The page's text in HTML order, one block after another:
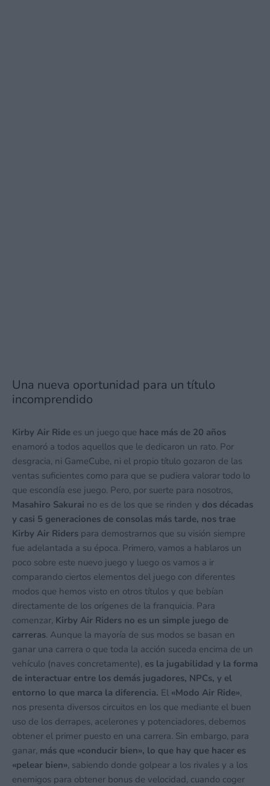
Una nueva oportunidad para un título
incomprendido
Kirby Air Ride es un juego que hace más de 20 años
enamoró a todos aquellos que le dedicaron un rato. Por
desgracia, ni GameCube, ni el propio título gozaron de las
ventas suficientes como para que se pudiera valorar todo lo
que escondía ese juego. Pero, por suerte para nosotros,
Masahiro Sakurai no es de los que se rinden y dos décadas
y casi 5 generaciones de consolas más tarde, nos trae
Kirby Air Riders para demostrarnos que su visión siempre
fue adelantada a su época. Primero, vamos a hablaros un
poco sobre este nuevo juego y luego os vamos a ir
comparando ciertos elementos del juego con diferentes
modos que hemos visto en otros títulos y que bebían
directamente de los orígenes de la franquicia. Para
comenzar, Kirby Air Riders no es un simple juego de
carreras. Aunque la mayoría de sus modos se basan en
ganar una carrera o que toda la acción suceda encima de un
vehículo (naves concretamente), es la jugabilidad y la forma
de interactuar entre los demás jugadores, NPCs, y el
entorno lo que marca la diferencia. El «Modo Air Ride»,
nos presenta diversos circuitos en los que mediante el buen
uso de los derrapes, acelerones y potenciadores, debemos
obtener el primer puesto en una carrera. Sin embargo, para
ganar, más que «conducir bien», lo que hay que hacer es
«pelear bien», sabiendo donde golpear a los rivales y a los
enemigos para obtener bonus de velocidad, cuando coger